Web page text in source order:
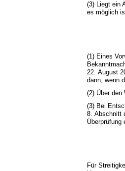
(3) Liegt ein
es möglich
(1) Eines
22. August
dann, wenn
(2) Über den
(3) Bei
8. Abschnitt
Überprüfung
Für